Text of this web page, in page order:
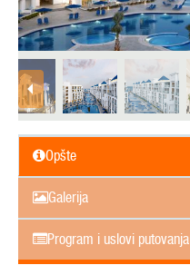
Opšte
Galerija
Program i uslovi putovanja